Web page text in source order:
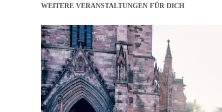
WEITERE VERANSTALTUNGEN FÜR DICH
mehr erfahren